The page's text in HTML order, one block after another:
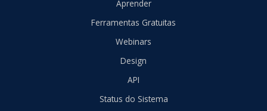
Aprender
Ferramentas Gratuitas
Webinars
Design
API
Status do Sistema